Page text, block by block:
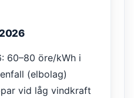
60–80 öre/kWh i
(elbolag)
vid låg vindkraft